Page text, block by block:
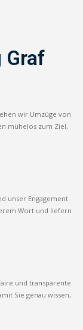
Graf
wir Umzüge von
mühelos zum Ziel,
unser Engagement
Wort und liefern
und transparente
Sie genau wissen,